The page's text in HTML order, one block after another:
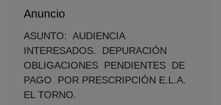
Anuncio
ASUNTO: AUDIENCIA
INTERESADOS. DEPURACIÓN
OBLIGACIONES PENDIENTES DE
PAGO POR PRESCRIPCIÓN E.L.A.
EL TORNO.